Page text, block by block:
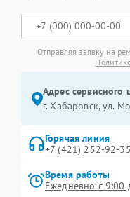
Отправляя заявку на
Адрес сервисного
г. Хабаровск, ул.
Горячая линия
+7 (421) 252-92-35
Время работы
Ежедневно с 9:00